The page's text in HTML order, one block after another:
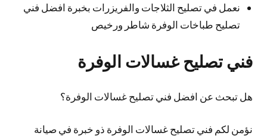
نعمل في تصليح الثلاجات والفريزرات بخبرة افضل فني
تصليح طباخات الوفرة شاطر ورخيص
فني تصليح غسالات الوفرة
هل تبحث عن افضل فني تصليح غسالات الوفرة؟
نؤمن لكم فني تصليح غسالات الوفرة ذو خبرة في صيانة